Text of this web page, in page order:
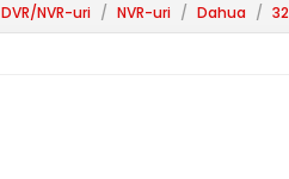
DVR/NVR-uri / NVR-uri / Dahua /